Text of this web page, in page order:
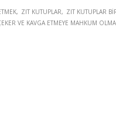
ZIT KUTUPLAR
ZIT KUTUPLAR
VE KAVGA ETMEYE MAHKUM